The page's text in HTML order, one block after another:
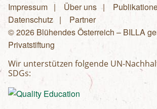
Fußzeilenmenü
Impressum Über uns
Datenschutz
Partner
© 2026 Blühendes Österreich – BILLA
Privatstiftung
Wir unterstützen folgende UN-
SDGs: